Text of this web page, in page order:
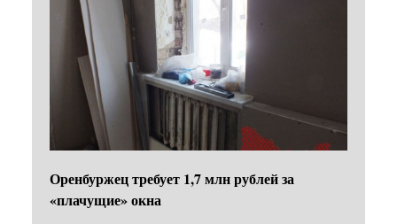
Оренбуржец требует 1,7 млн рублей за
«плачущие» окна